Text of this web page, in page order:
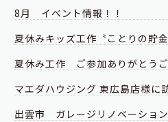
8月 イベント情報！！
夏休みキッズ工作〝ことりの貯
夏休み工作 ご参加ありがとうご
マエダハウジング 東広島店様に
出雲市 ガレージリノベーシ